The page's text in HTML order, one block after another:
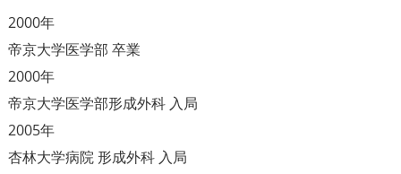
2000年
帝京大学医学部 卒業
2000年
帝京大学医学部形成外科 入局
2005年
杏林大学病院 形成外科 入局